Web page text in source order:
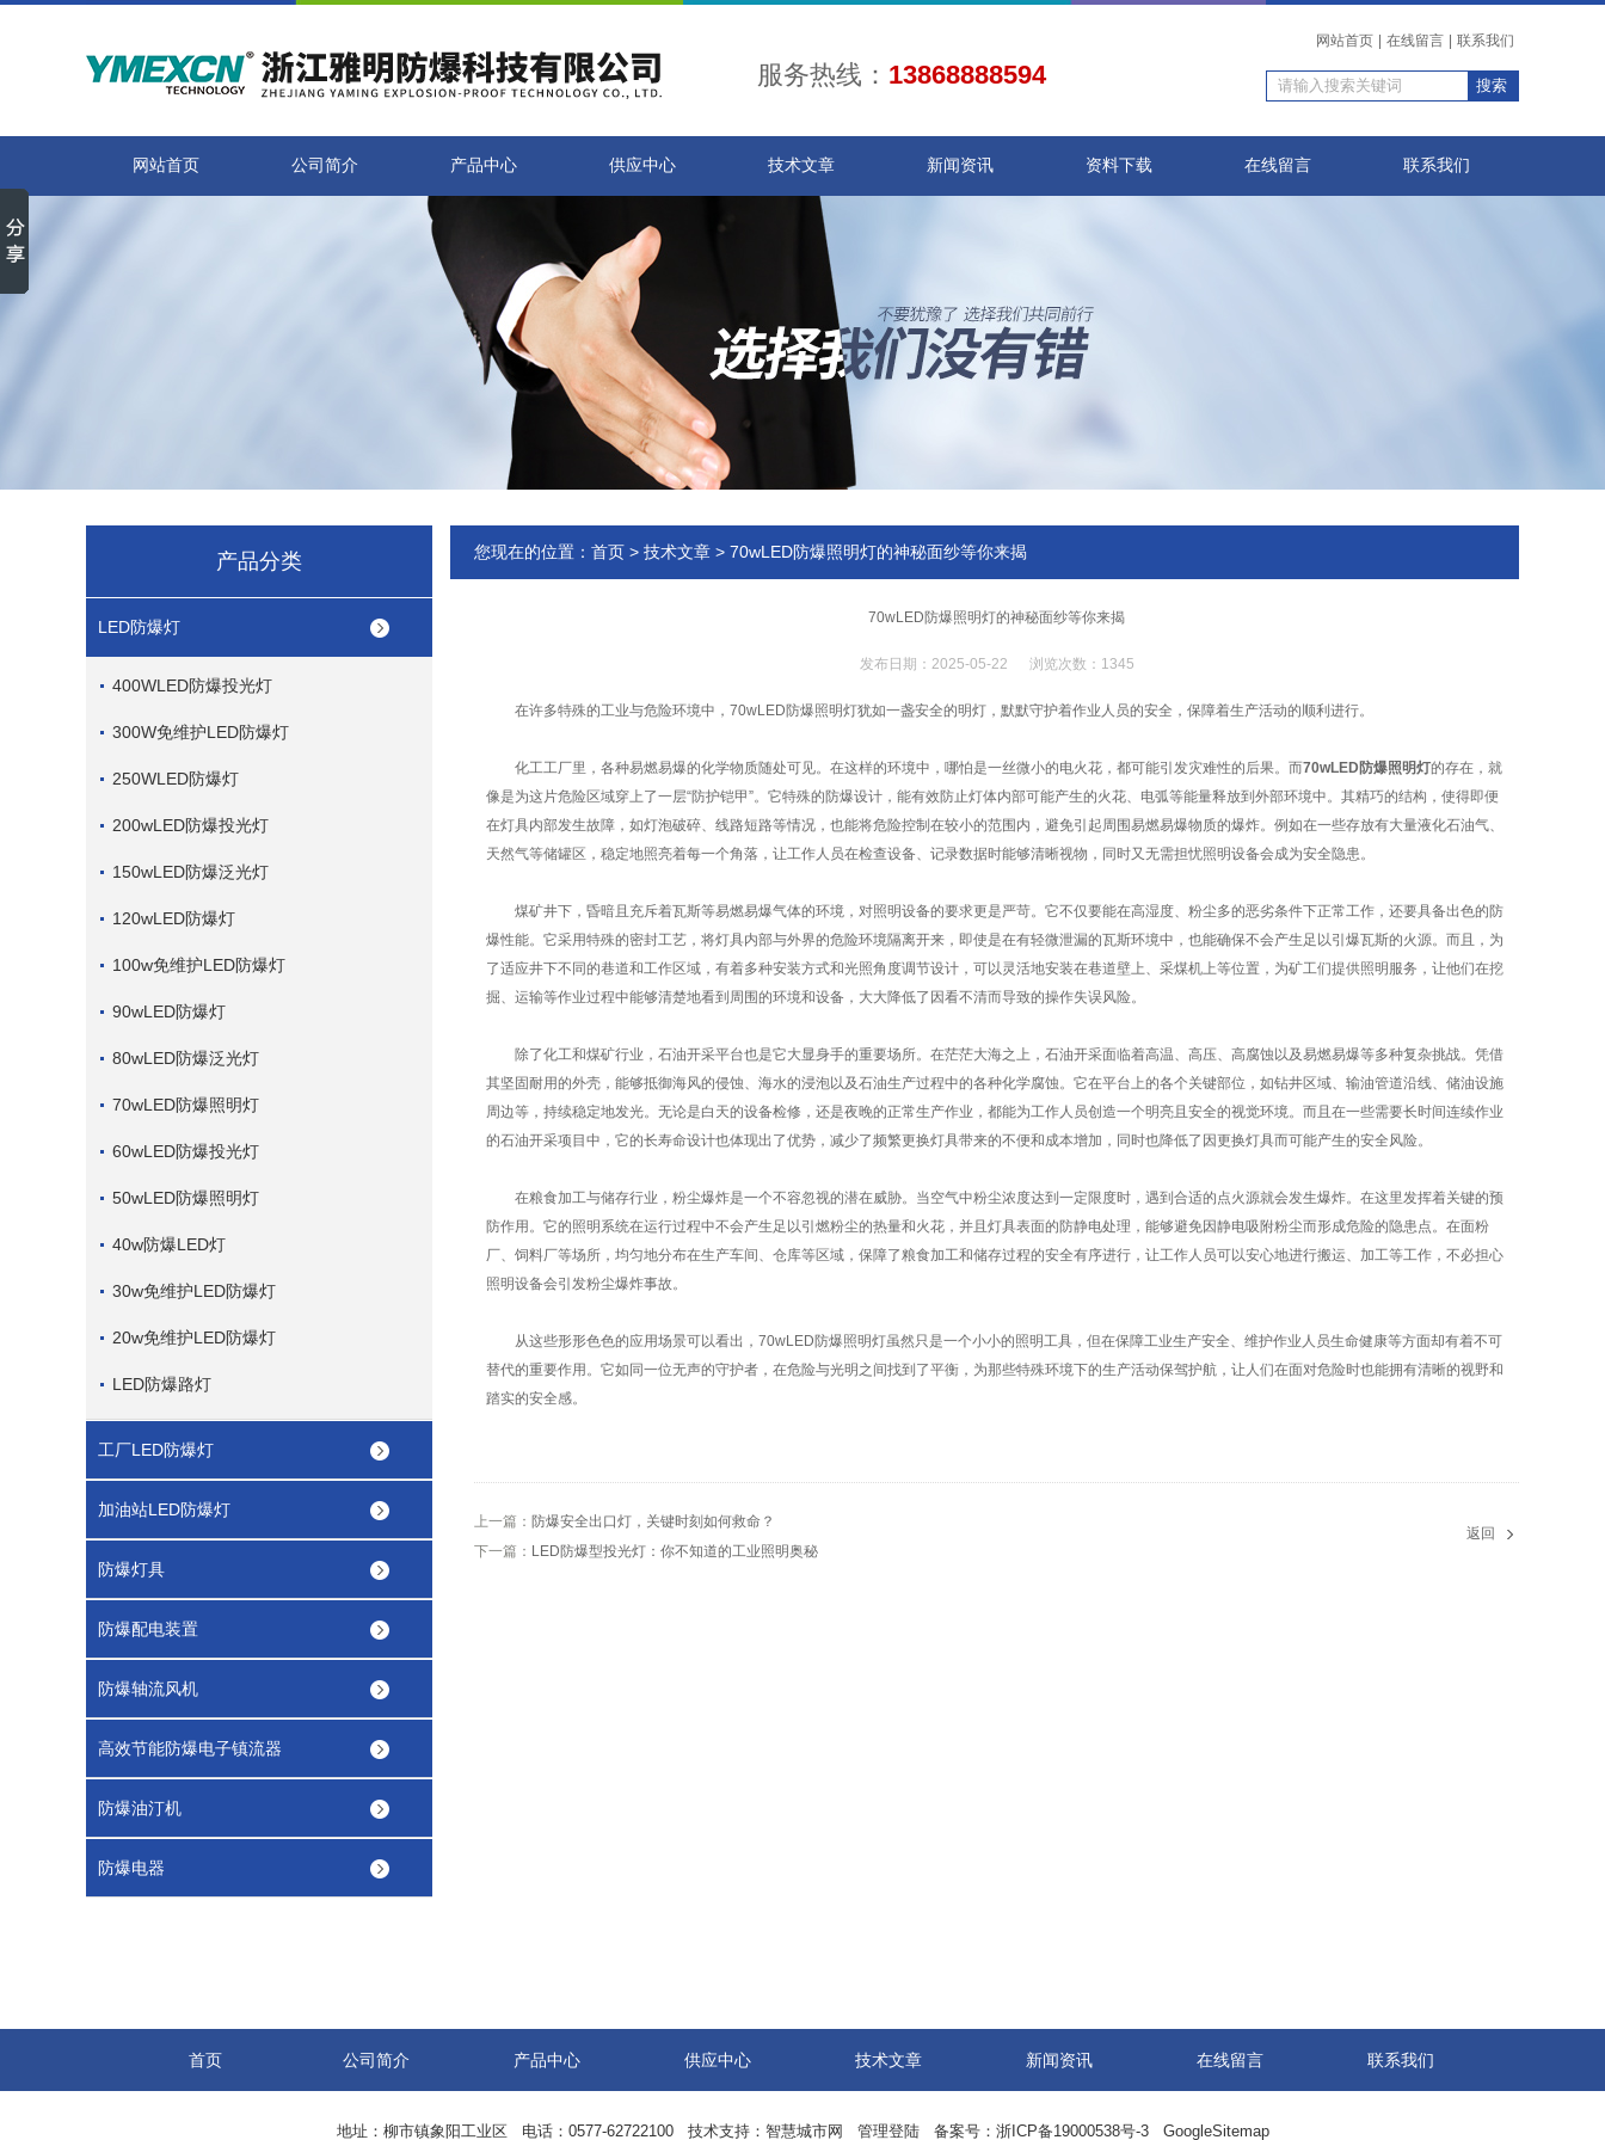
服务热线： 13868888594
网站首页 在线留言 联系我们
网站首页 公司简介 产品中心 供应中心 技术文章 新闻资讯 资料下载 在线留言 联系我们
产品分类
LED防爆灯
400WLED防爆投光灯
300W免维护LED防爆灯
250WLED防爆灯
200wLED防爆投光灯
150wLED防爆泛光灯
120wLED防爆灯
100w免维护LED防爆灯
90wLED防爆灯
80wLED防爆泛光灯
70wLED防爆照明灯
60wLED防爆投光灯
50wLED防爆照明灯
40w防爆LED灯
30w免维护LED防爆灯
20w免维护LED防爆灯
LED防爆路灯
工厂LED防爆灯
加油站LED防爆灯
防爆灯具
防爆配电装置
防爆轴流风机
高效节能防爆电子镇流器
防爆油汀机
防爆电器
您现在的位置： 首页 > 技术文章 > 70wLED防爆照明灯的神秘面纱等你来揭
70wLED防爆照明灯的神秘面纱等你来揭
发布日期：2025-05-22 浏览次数：1345
在许多特殊的工业与危险环境中，70wLED防爆照明灯犹如一盏安全的明灯，默默守护着作业人员的安全，保障着生产活动的顺利进行。
化工工厂里，各种易燃易爆的化学物质随处可见。在这样的环境中，哪怕是一丝微小的电火花，都可能引发灾难性的后果。而70wLED防爆照明灯的存在，就
像是为这片危险区域穿上了一层“防护铠甲”。它特殊的防爆设计，能有效防止灯体内部可能产生的火花、电弧等能量释放到外部环境中。其精巧的结构，使得即便
在灯具内部发生故障，如灯泡破碎、线路短路等情况，也能将危险控制在较小的范围内，避免引起周围易燃易爆物质的爆炸。例如在一些存放有大量液化石油气、
天然气等储罐区，稳定地照亮着每一个角落，让工作人员在检查设备、记录数据时能够清晰视物，同时又无需担忧照明设备会成为安全隐患。
煤矿井下，昏暗且充斥着瓦斯等易燃易爆气体的环境，对照明设备的要求更是严苛。它不仅要能在高湿度、粉尘多的恶劣条件下正常工作，还要具备出色的防
爆性能。它采用特殊的密封工艺，将灯具内部与外界的危险环境隔离开来，即使是在有轻微泄漏的瓦斯环境中，也能确保不会产生足以引爆瓦斯的火源。而且，为
了适应井下不同的巷道和工作区域，有着多种安装方式和光照角度调节设计，可以灵活地安装在巷道壁上、采煤机上等位置，为矿工们提供照明服务，让他们在挖
掘、运输等作业过程中能够清楚地看到周围的环境和设备，大大降低了因看不清而导致的操作失误风险。
除了化工和煤矿行业，石油开采平台也是它大显身手的重要场所。在茫茫大海之上，石油开采面临着高温、高压、高腐蚀以及易燃易爆等多种复杂挑战。凭借
其坚固耐用的外壳，能够抵御海风的侵蚀、海水的浸泡以及石油生产过程中的各种化学腐蚀。它在平台上的各个关键部位，如钻井区域、输油管道沿线、储油设施
周边等，持续稳定地发光。无论是白天的设备检修，还是夜晚的正常生产作业，都能为工作人员创造一个明亮且安全的视觉环境。而且在一些需要长时间连续作业
的石油开采项目中，它的长寿命设计也体现出了优势，减少了频繁更换灯具带来的不便和成本增加，同时也降低了因更换灯具而可能产生的安全风险。
在粮食加工与储存行业，粉尘爆炸是一个不容忽视的潜在威胁。当空气中粉尘浓度达到一定限度时，遇到合适的点火源就会发生爆炸。在这里发挥着关键的预
防作用。它的照明系统在运行过程中不会产生足以引燃粉尘的热量和火花，并且灯具表面的防静电处理，能够避免因静电吸附粉尘而形成危险的隐患点。在面粉
厂、饲料厂等场所，均匀地分布在生产车间、仓库等区域，保障了粮食加工和储存过程的安全有序进行，让工作人员可以安心地进行搬运、加工等工作，不必担心
照明设备会引发粉尘爆炸事故。
从这些形形色色的应用场景可以看出，70wLED防爆照明灯虽然只是一个小小的照明工具，但在保障工业生产安全、维护作业人员生命健康等方面却有着不可
替代的重要作用。它如同一位无声的守护者，在危险与光明之间找到了平衡，为那些特殊环境下的生产活动保驾护航，让人们在面对危险时也能拥有清晰的视野和
踏实的安全感。
上一篇： 防爆安全出口灯，关键时刻如何救命？
下一篇： LED防爆型投光灯：你不知道的工业照明奥秘
返回
首页 公司简介 产品中心 供应中心 技术文章 新闻资讯 在线留言 联系我们
地址：柳市镇象阳工业区 电话：0577-62722100 技术支持： 智慧城市网 管理登陆备案号： 浙ICP备19000538号-3 GoogleSitemap